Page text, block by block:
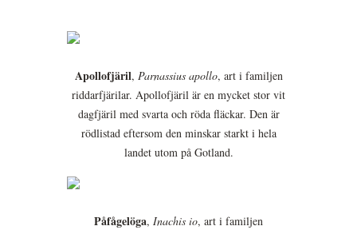
Apollofjäril, Parnassius apollo, art i familjen
riddarfjärilar. Apollofjäril är en mycket stor vit
dagfjäril med svarta och röda fläckar. Den är
rödlistad eftersom den minskar starkt i hela
landet utom på Gotland.
Påfågelöga, Inachis io, art i familjen